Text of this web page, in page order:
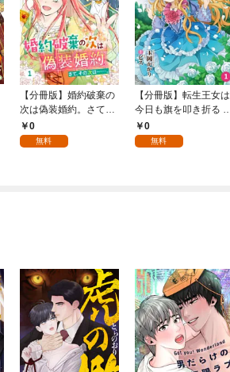
【分冊版】婚約破棄の
次は偽装婚約。さて、
その次は……。 第1話
（アリアンローズコミ
0
無料
【分冊版】転生王女は
今日も旗を叩き折る 第
1話（アリアンローズ
コミックス）
0
無料